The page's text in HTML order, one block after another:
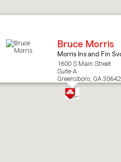
map.
Bruce Morris
Morris Ins and Fin
1600 S Main Street
Suite A
Greensboro, GA